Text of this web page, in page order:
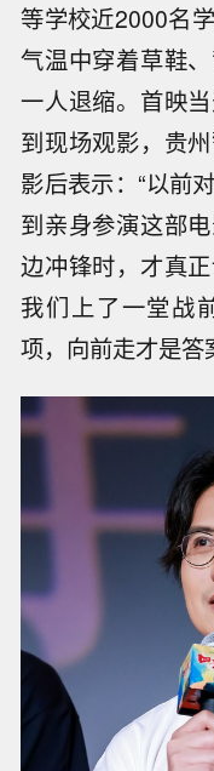
等学校近2000名
气温中穿着草鞋
一人退缩。首映
到现场观影，贵
影后表示：“以前
到亲身参演这部
边冲锋时，才真
我们上了一堂
项，向前走才是答